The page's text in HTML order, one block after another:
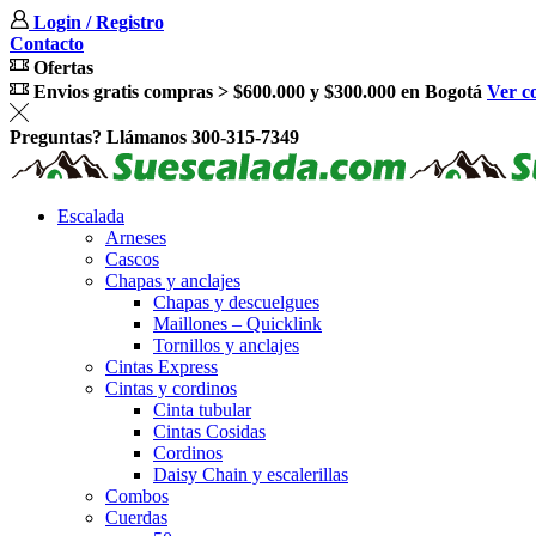
Login / Registro
Contacto
Ofertas
Envios gratis compras > $600.000 y $300.000 en Bogotá Ver
Preguntas? Llámanos 300-315-7349
Escalada
Arneses
Cascos
Chapas y anclajes
Chapas y descuelgues
Maillones – Quicklink
Tornillos y anclajes
Cintas Express
Cintas y cordinos
Cinta tubular
Cintas Cosidas
Cordinos
Daisy Chain y escalerillas
Combos
Cuerdas